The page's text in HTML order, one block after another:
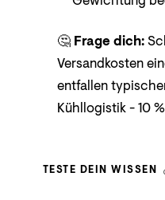
🤔 Frage dich:
Versandkosten
entfallen
Kühllogistik - 10
TESTE DEIN WISSEN